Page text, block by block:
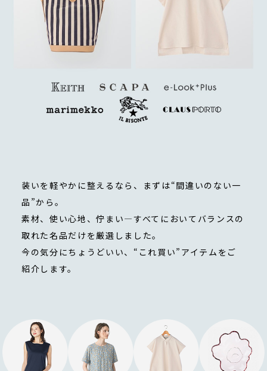
装いを軽やかに整えるなら、まずは“間違いのない一
品”から。
素材、使い心地、佇まい—すべてにおいてバランスの
取れた名品だけを厳選しました。
今の気分にちょうどいい、“これ買い”アイテムをご
紹介します。